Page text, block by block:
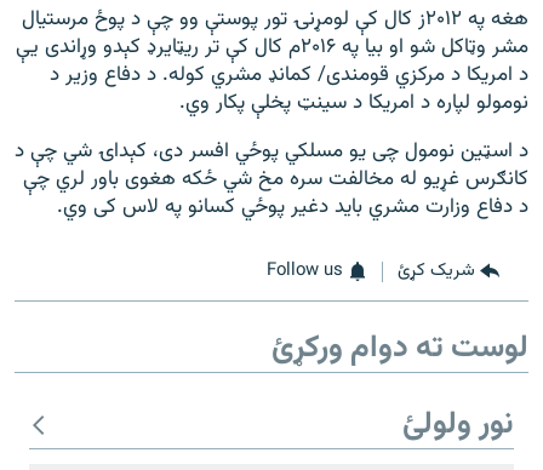
هغه په ۲۰۱۲ز کال کې لومړنۍ تور پوستې وو چې د پوځ مرستیال
مشر وټاکل شو او بیا په ۲۰۱۶م کال کې تر ریټایرډ کېدو وړاندی یې
د امریکا د مرکزي قومندی/ کمانډ مشري کوله. د دفاع وزیر د
نومولو لپاره د امریکا د سینټ پخلې پکار وي.
د اسټین نومول چی یو مسلکي پوځي افسر دی، کېداۍ شي چې د
کانګرس غړیو له مخالفت سره مخ شي ځکه هغوی باور لري چې
د دفاع وزارت مشري باید دغیر پوځي کسانو په لاس کی وي.
شریک کړئ Follow us
لوست ته دوام ورکړئ
نور ولولئ